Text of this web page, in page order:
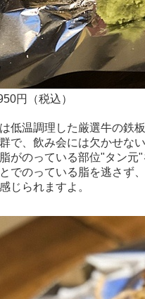
円（税込）
低温調理した厳選牛の鉄
で、飲み会には欠かせな
がのっている部位"タン元
でのっている脂を逃さず
じられますよ。